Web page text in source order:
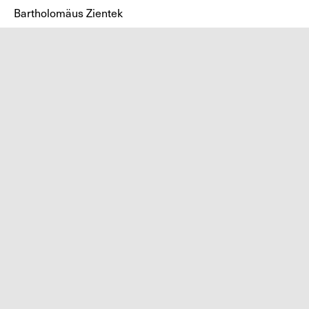
Bartholomäus Zientek